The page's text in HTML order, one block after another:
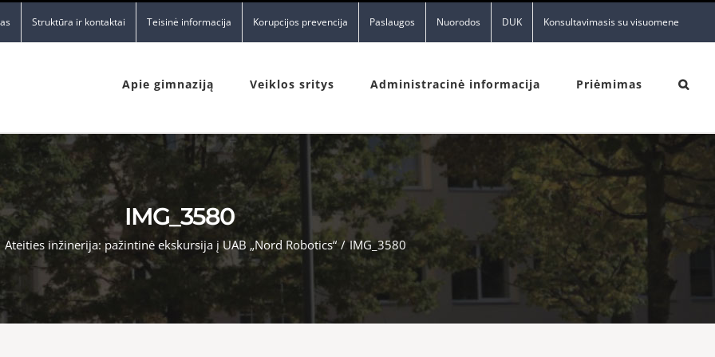
Struktūra ir kontaktai Teisinė informacija Korupcijos prevencija Paslaugos Nuorodos DUK Konsultavimasis su visuomene
Apie gimnaziją Veiklos sritys Administracinė informacija Priėmimas
IMG_3580
Ateities inžinerija: pažintinė ekskursija į UAB „Nord Robotics“ / IMG_3580